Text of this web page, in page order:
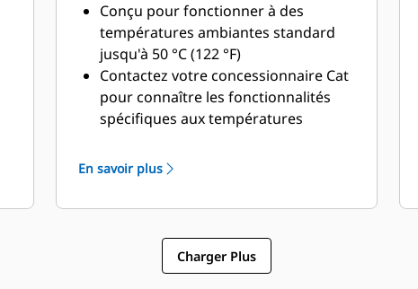
Conçu pour fonctionner à des
températures ambiantes standard
jusqu'à 50 °C (122 °F)
Contactez votre concessionnaire Cat
pour connaître les fonctionnalités
spécifiques aux températures
En savoir plus
Charger Plus